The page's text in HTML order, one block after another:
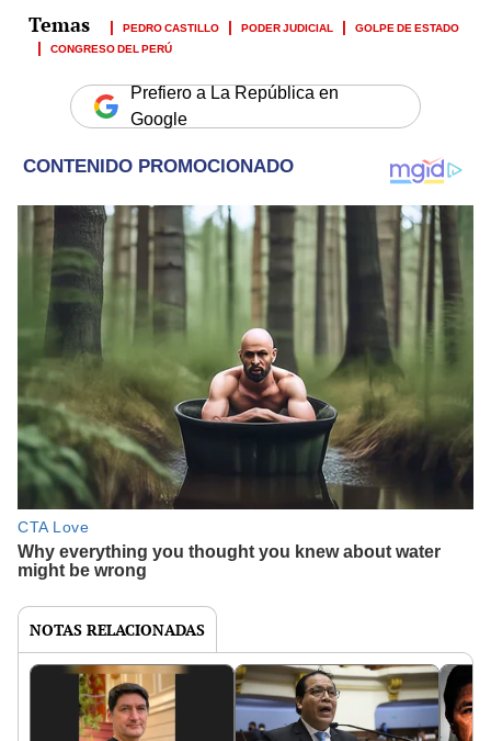
PEDRO CASTILLO PODER JUDICIAL
GOLPE DE ESTADO
CONGRESO DEL PERÚ
Prefiero a La República en
Google
NOTAS RELACIONADAS